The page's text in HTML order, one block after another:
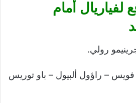
لفياريال أمام
رولي.
– راؤول ألبيول – باو توريس